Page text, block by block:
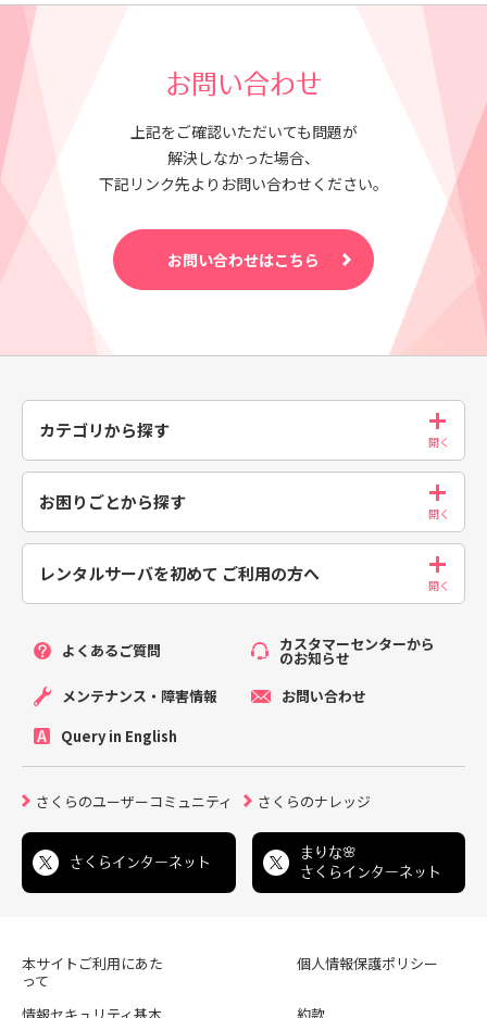
お問い合わせ
上記をご確認いただいても問題が
解決しなかった場合、
下記リンク先よりお問い合わせください。
お問い合わせはこちら
カテゴリから探す
お困りごとから探す
レンタルサーバを初めて ご利用の方へ
よくあるご質問 カスタマーセンターから
のお知らせ
メンテナンス・障害情報
お問い合わせ
Query in English
さくらのユーザーコミュニティ さくらのナレッジ
さくらインターネット
まりな🌸
さくらインターネット
本サイトご利用にあた
って
個人情報保護ポリシー